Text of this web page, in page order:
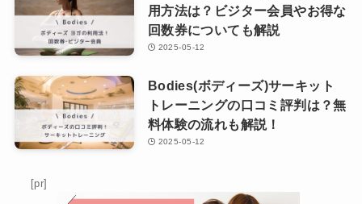
用方法は？ビジター会員やお得な
回数券についても解説
2025-05-12
Bodies(ボディーズ)サーキット
トレーニングの口コミ評判は？無
料体験の流れも解説！
2025-05-12
[pr]